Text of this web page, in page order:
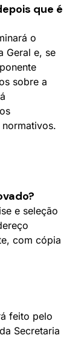
que é
o
Geral e, se
sobre a
e seleção
com cópia
feito pelo
Secretaria